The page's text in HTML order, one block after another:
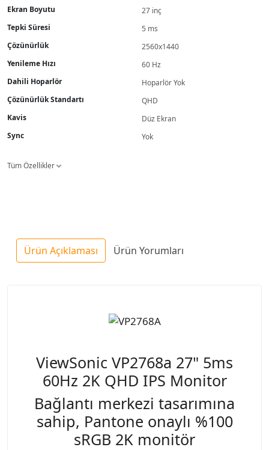
Ekran Boyutu
27 inç
Tepki Süresi
5 ms
Çözünürlük
2560x1440
Yenileme Hızı
60 Hz
Dahili Hoparlör
Hoparlör Yok
Çözünürlük Standartı
QHD
Kavis
Düz Ekran
Sync
Yok
Tüm Özellikler
Ürün Açıklaması Ürün Yorumları
ViewSonic VP2768a 27" 5ms
60Hz 2K QHD IPS Monitor
Bağlantı merkezi tasarımına
sahip, Pantone onaylı %100
sRGB 2K monitör